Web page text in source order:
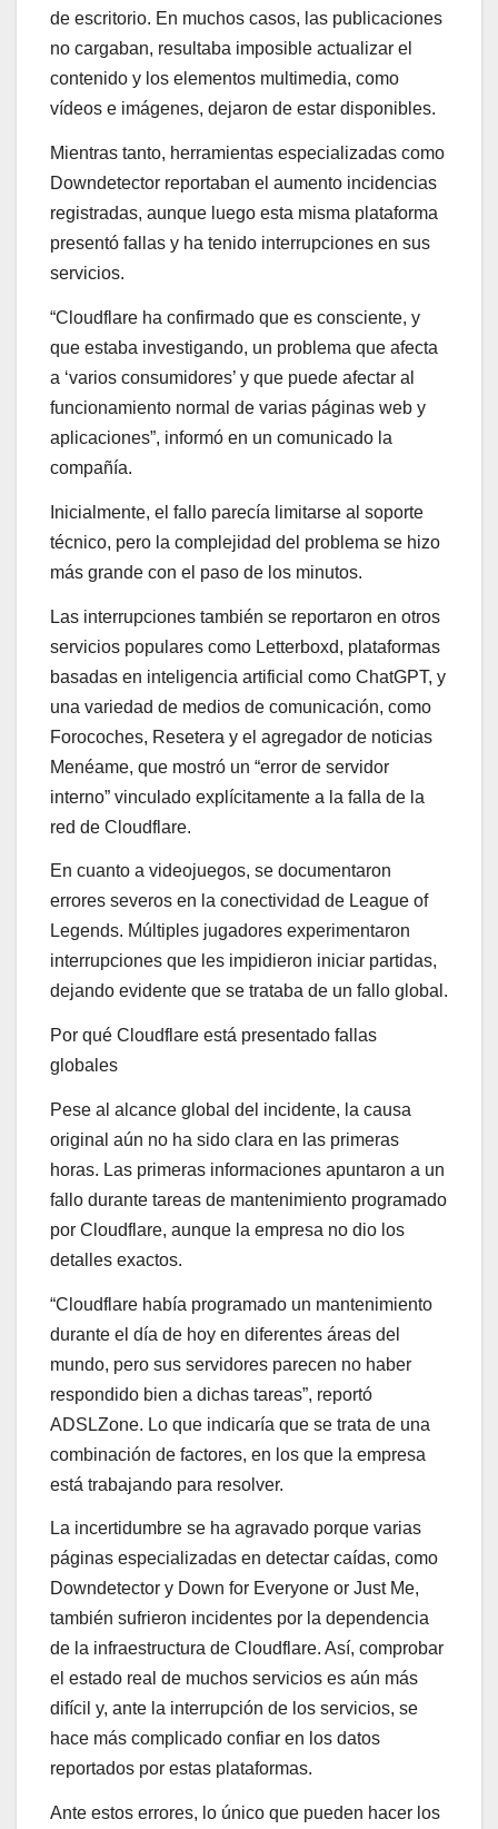
de escritorio. En muchos casos, las publicaciones
no cargaban, resultaba imposible actualizar el
contenido y los elementos multimedia, como
vídeos e imágenes, dejaron de estar disponibles.
Mientras tanto, herramientas especializadas como
Downdetector reportaban el aumento incidencias
registradas, aunque luego esta misma plataforma
presentó fallas y ha tenido interrupciones en sus
servicios.
“Cloudflare ha confirmado que es consciente, y
que estaba investigando, un problema que afecta
a ‘varios consumidores’ y que puede afectar al
funcionamiento normal de varias páginas web y
aplicaciones”, informó en un comunicado la
compañía.
Inicialmente, el fallo parecía limitarse al soporte
técnico, pero la complejidad del problema se hizo
más grande con el paso de los minutos.
Las interrupciones también se reportaron en otros
servicios populares como Letterboxd, plataformas
basadas en inteligencia artificial como ChatGPT, y
una variedad de medios de comunicación, como
Forocoches, Resetera y el agregador de noticias
Menéame, que mostró un “error de servidor
interno” vinculado explícitamente a la falla de la
red de Cloudflare.
En cuanto a videojuegos, se documentaron
errores severos en la conectividad de League of
Legends. Múltiples jugadores experimentaron
interrupciones que les impidieron iniciar partidas,
dejando evidente que se trataba de un fallo global.
Por qué Cloudflare está presentado fallas
globales
Pese al alcance global del incidente, la causa
original aún no ha sido clara en las primeras
horas. Las primeras informaciones apuntaron a un
fallo durante tareas de mantenimiento programado
por Cloudflare, aunque la empresa no dio los
detalles exactos.
“Cloudflare había programado un mantenimiento
durante el día de hoy en diferentes áreas del
mundo, pero sus servidores parecen no haber
respondido bien a dichas tareas”, reportó
ADSLZone. Lo que indicaría que se trata de una
combinación de factores, en los que la empresa
está trabajando para resolver.
La incertidumbre se ha agravado porque varias
páginas especializadas en detectar caídas, como
Downdetector y Down for Everyone or Just Me,
también sufrieron incidentes por la dependencia
de la infraestructura de Cloudflare. Así, comprobar
el estado real de muchos servicios es aún más
difícil y, ante la interrupción de los servicios, se
hace más complicado confiar en los datos
reportados por estas plataformas.
Ante estos errores, lo único que pueden hacer los